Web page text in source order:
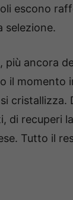
escono
selezione.
più ancora
il momento
cristallizza.
di recuperi
Tutto il